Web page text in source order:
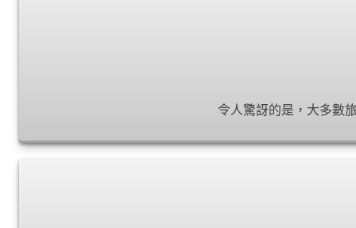
令人驚訝的是，大多數